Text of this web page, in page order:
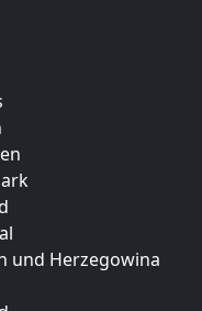
und Herzegowina